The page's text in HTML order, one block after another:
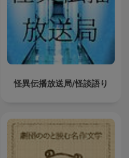
怪異伝播放送局/怪談語り